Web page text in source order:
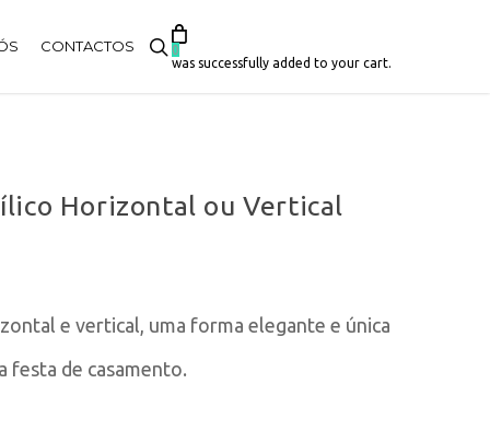
CONTACTOS search
0
was successfully added to your cart.
Horizontal ou Vertical
e vertical, uma forma elegante e única
festa de casamento.